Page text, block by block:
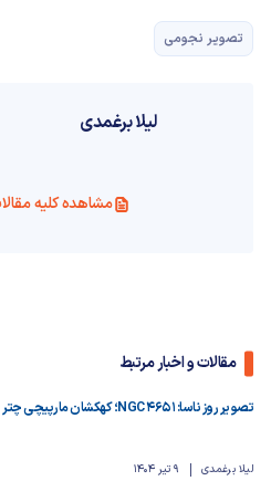
تصویر نجومی
لیلا برغمدی
مشاهده کلیه
مقالات و اخبار مرتبط
تصویر روز ناسا: NGC 4651؛ کهکشان مارپیچی چتر
لیلا برغمدی 9 تیر 1404